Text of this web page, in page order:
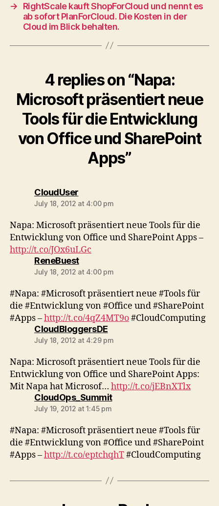
→
RightScale kauft ShopForCloud und nennt es
ab sofort PlanForCloud. Die Kosten in der
Cloud im Blick behalten.
4 replies on “Napa:
Microsoft präsentiert neue
Tools für die Entwicklung
von Office und SharePoint
Apps”
CloudUsersays:
July 18, 2012 at 4:00 pm
Napa: Microsoft präsentiert neue Tools für die
Entwicklung von Office und SharePoint Apps –
http://t.co/JOx6uLGc
ReneBuestsays:
July 18, 2012 at 4:00 pm
#Napa: #Microsoft präsentiert neue #Tools für
die #Entwicklung von #Office und #SharePoint
#Apps –http://t.co/4qZ4MT9o#CloudComputing
CloudBloggersDEsays:
July 18, 2012 at 4:29 pm
Napa: Microsoft präsentiert neue Tools für die
Entwicklung von Office und SharePoint Apps:
Mit Napa hat Microsof… http://t.co/jEBnXTlx
CloudOps_Summitsays:
July 19, 2012 at 1:45 pm
#Napa: #Microsoft präsentiert neue #Tools für
die #Entwicklung von #Office und #SharePoint
#Apps –http://t.co/eptchqhT#CloudComputing